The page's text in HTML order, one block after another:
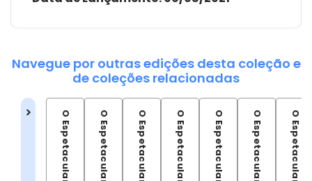
Navegue por outras edições desta coleção e
de coleções relacionadas